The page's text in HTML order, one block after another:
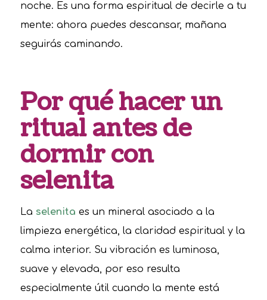
noche. Es una forma espiritual de decirle a tu
mente: ahora puedes descansar, mañana
seguirás caminando.
Por qué hacer un
ritual antes de
dormir con
selenita
La selenita es un mineral asociado a la
limpieza energética, la claridad espiritual y la
calma interior. Su vibración es luminosa,
suave y elevada, por eso resulta
especialmente útil cuando la mente está